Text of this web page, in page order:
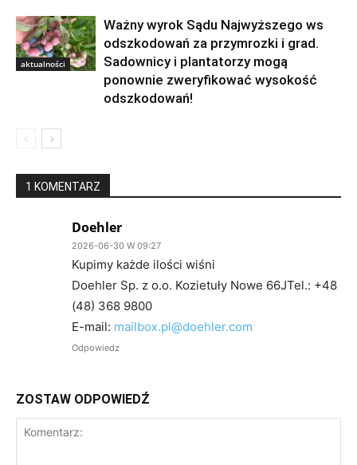
aktualności
Ważny wyrok Sądu Najwyższego ws
odszkodowań za przymrozki i grad.
Sadownicy i plantatorzy mogą
ponownie zweryfikować wysokość
odszkodowań!
1 KOMENTARZ
Doehler
2026-06-30 W 09:27
Kupimy każde ilości wiśni
Doehler Sp. z o.o. Kozietuły Nowe 66JTel.: +48
(48) 368 9800
E-mail: mailbox.pl@doehler.com
Odpowiedz
ZOSTAW ODPOWIEDŹ